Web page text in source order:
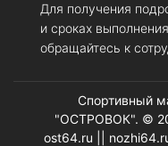
Для получения
и сроках
обращайтесь к
Спортивный
"ОСТРОВОК". ©
ost64.ru ||